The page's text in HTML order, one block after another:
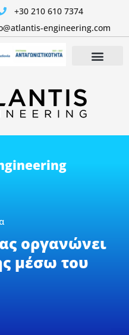
+30 210 610 7374
engineering.com
οργανώνει
μέσω του